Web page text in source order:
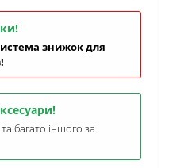
знижок для
багато іншого за